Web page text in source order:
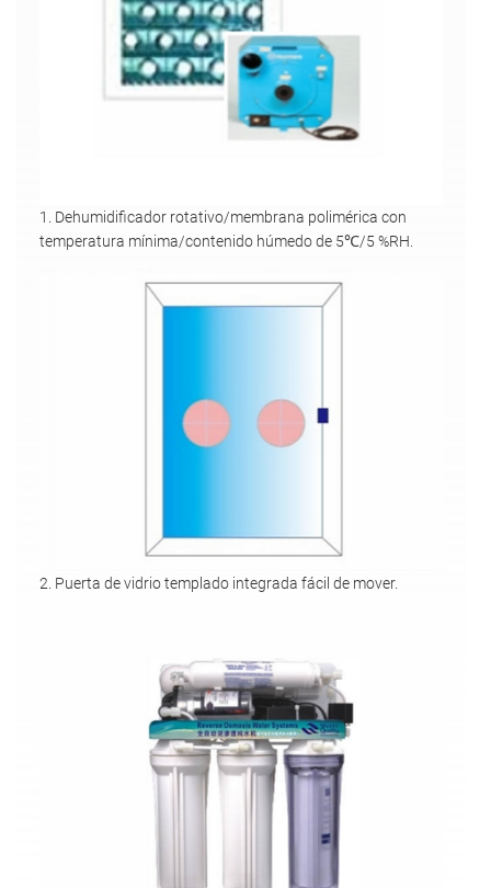
1. Dehumidificador rotativo/membrana polimérica con
temperatura mínima/contenido húmedo de 5℃/5 %RH.
2. Puerta de vidrio templado integrada fácil de mover.